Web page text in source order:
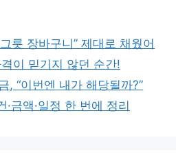
릇 장바구니” 제대로 채웠어
이 믿기지 않던 순간!
, “이번엔 내가 해당될까?”
금액·일정 한 번에 정리